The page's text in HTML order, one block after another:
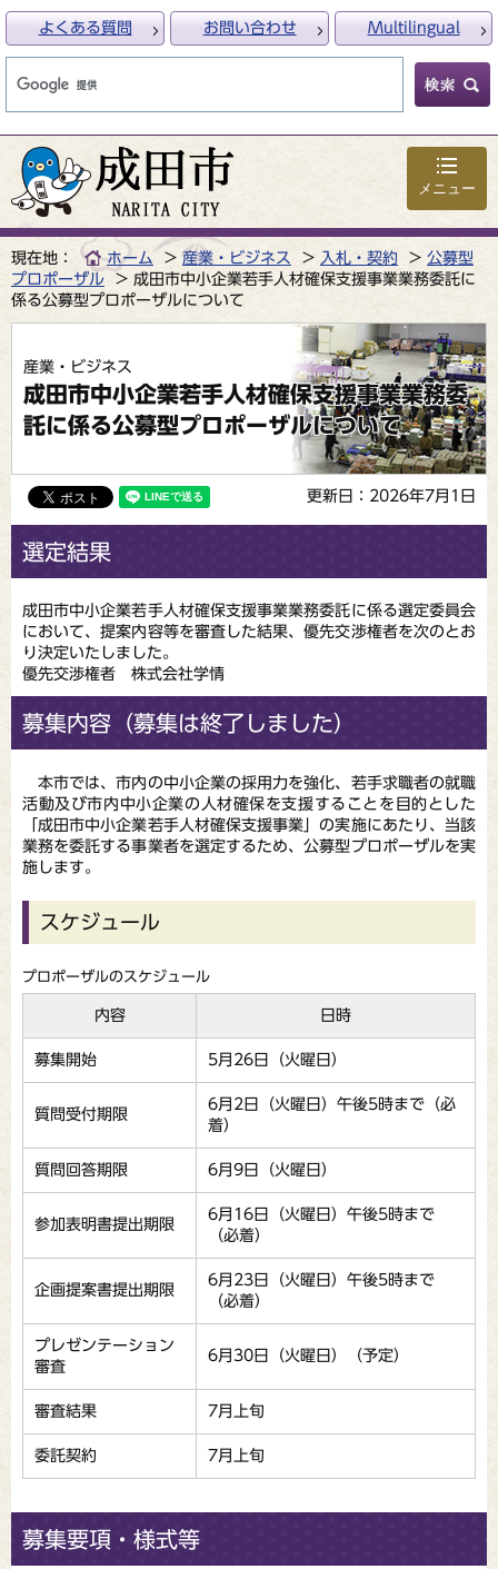
メニュー
よくある質問 お問い合わせ Multilingual
現在地： ホーム 産業・ビジネス 入札・契約
公募型
プロポーザル
成田市中小企業若手人材確保支援事業業務委託に
係る公募型プロポーザルについて
産業・ビジネス
成田市中小企業若手人材確保支援事業業務委
託に係る公募型プロポーザルについて
更新日：2026年7月1日
選定結果
成田市中小企業若手人材確保支援事業業務委託に係る選定委員会
において、提案内容等を審査した結果、優先交渉権者を次のとお
り決定いたしました。
優先交渉権者 株式会社学情
募集内容（募集は終了しました）
本市では、市内の中小企業の採用力を強化、若手求職者の就職
活動及び市内中小企業の人材確保を支援することを目的とした
「成田市中小企業若手人材確保支援事業」の実施にあたり、当該
業務を委託する事業者を選定するため、公募型プロポーザルを実
施します。
スケジュール
プロポーザルのスケジュール
内容 日時
募集開始 5月26日（火曜日）
質問受付期限
6月2日（火曜日）午後5時まで（必
着）
質問回答期限 6月9日（火曜日）
参加表明書提出期限
6月16日（火曜日）午後5時まで
（必着）
企画提案書提出期限
6月23日（火曜日）午後5時まで
（必着）
プレゼンテーション
審査
6月30日（火曜日）（予定）
審査結果 7月上旬
委託契約 7月上旬
募集要項・様式等